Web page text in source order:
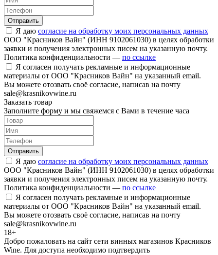
Отправить
Я даю согласие на обработку моих персональных данных
ООО "Красников Вайн" (ИНН 9102061030) в целях обработки
заявки и получения электронных писем на указанную почту.
Политика конфиденциальности — по ссылке
Я согласен получать рекламные и информационные
материалы от ООО "Красников Вайн" на указанный email.
Вы можете отозвать своё согласие, написав на почту
sale@krasnikovwine.ru
Заказать товар
Заполните форму и мы свяжемся с Вами в течение часа
Отправить
Я даю согласие на обработку моих персональных данных
ООО "Красников Вайн" (ИНН 9102061030) в целях обработки
заявки и получения электронных писем на указанную почту.
Политика конфиденциальности — по ссылке
Я согласен получать рекламные и информационные
материалы от ООО "Красников Вайн" на указанный email.
Вы можете отозвать своё согласие, написав на почту
sale@krasnikovwine.ru
18+
Добро пожаловать на сайт сети винных магазинов Красников
Wine. Для доступа необходимо подтвердить